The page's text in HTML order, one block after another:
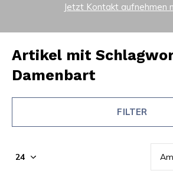
Jetzt Kontakt aufnehmen
Artikel mit
Damenbart
FILTER